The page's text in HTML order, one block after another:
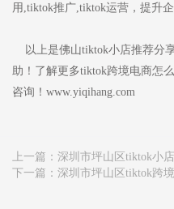
用,tiktok推广,tiktok运营，提升
以上是佛山tiktok小店推荐分
助！了解更多tiktok跨境电商怎
咨询！www.yiqihang.com
上一篇： 深圳市坪山区tiktok小
下一篇： 深圳市坪山区tiktok跨